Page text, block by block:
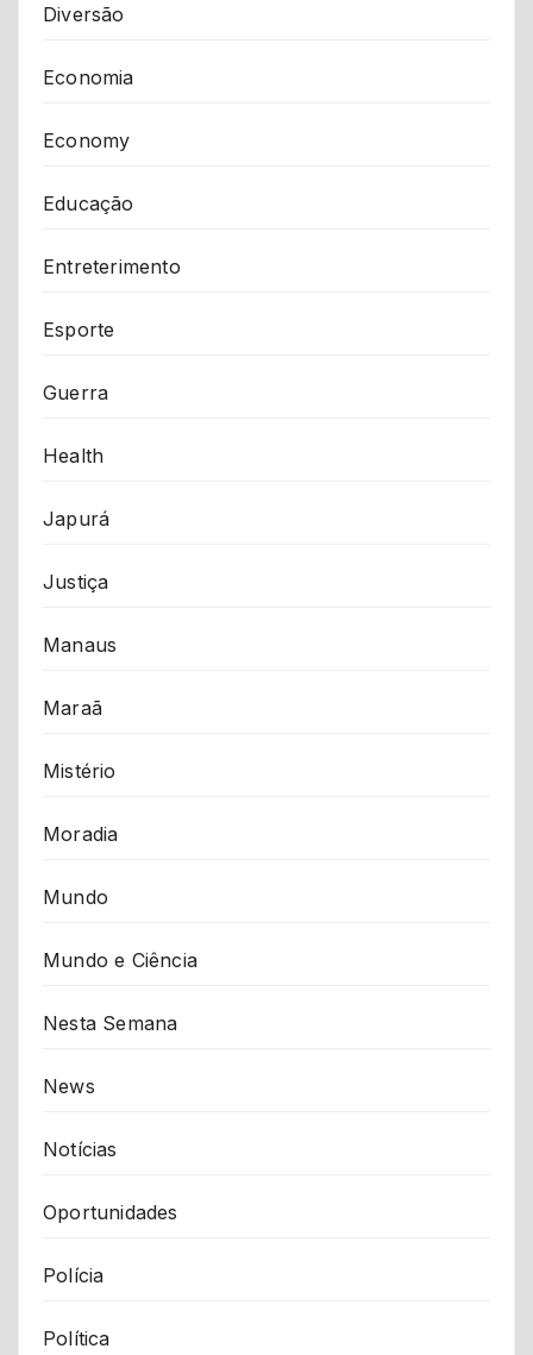
Diversão
Economia
Economy
Educação
Entreterimento
Esporte
Guerra
Health
Japurá
Justiça
Manaus
Maraã
Mistério
Moradia
Mundo
Mundo e Ciência
Nesta Semana
News
Notícias
Oportunidades
Polícia
Política